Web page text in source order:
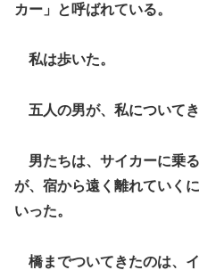
カー」と呼ばれている。
私は歩いた。
五人の男が、私についてき
男たちは、サイカーに乗
が、宿から遠く離れていく
いった。
橋までついてきたのは、イ